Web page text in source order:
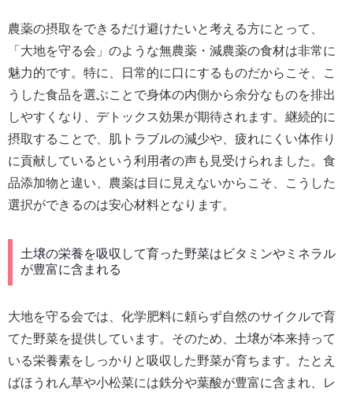
農薬の摂取をできるだけ避けたいと考える方にとって、
「大地を守る会」のような無農薬・減農薬の食材は非常に
魅力的です。特に、日常的に口にするものだからこそ、こ
うした食品を選ぶことで身体の内側から余分なものを排出
しやすくなり、デトックス効果が期待されます。継続的に
摂取することで、肌トラブルの減少や、疲れにくい体作り
に貢献しているという利用者の声も見受けられました。食
品添加物と違い、農薬は目に見えないからこそ、こうした
選択ができるのは安心材料となります。
土壌の栄養を吸収して育った野菜はビタミンやミネラル
が豊富に含まれる
大地を守る会では、化学肥料に頼らず自然のサイクルで育
てた野菜を提供しています。そのため、土壌が本来持って
いる栄養素をしっかりと吸収した野菜が育ちます。たとえ
ばほうれん草や小松菜には鉄分や葉酸が豊富に含まれ、レ